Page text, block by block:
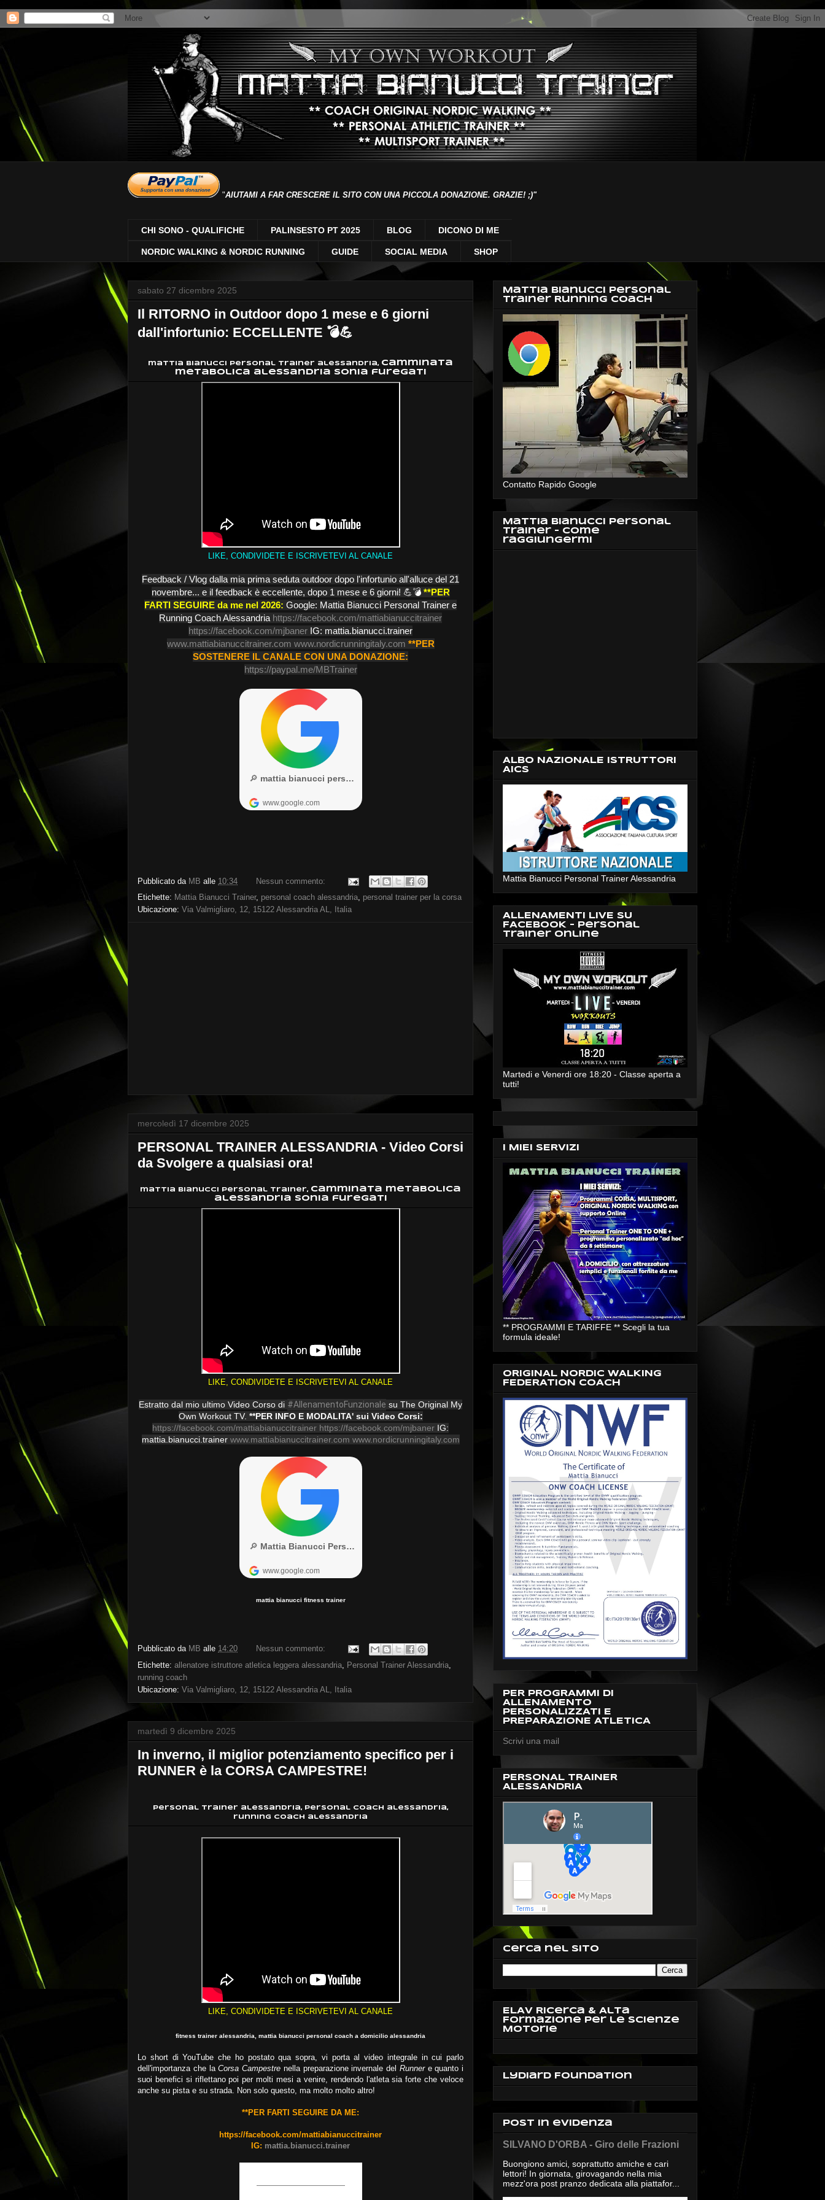
"AIUTAMI A FAR CRESCERE IL SITO CON UNA PICCOLA DONAZIONE. GRAZIE! ;)"
CHI SONO - QUALIFICHE PALINSESTO PT 2025 BLOG DICONO DI ME
NORDIC WALKING & NORDIC RUNNING GUIDE SOCIAL MEDIA SHOP
sabato 27 dicembre 2025
Il RITORNO in Outdoor dopo 1 mese e 6 giorni
dall'infortunio: ECCELLENTE 💣💪
mattia bianucci personal trainer alessandria, camminata
metabolica alessandria sonia furegati
LIKE, CONDIVIDETE E ISCRIVETEVI AL CANALE
Feedback / Vlog dalla mia prima seduta outdoor dopo l'infortunio all'alluce del 21
novembre... e il feedback è eccellente, dopo 1 mese e 6 giorni! 💪💣 **PER
FARTI SEGUIRE da me nel 2026: Google: Mattia Bianucci Personal Trainer e
Running Coach Alessandria https://facebook.com/mattiabianuccitrainer
https://facebook.com/mjbaner IG: mattia.bianucci.trainer
www.mattiabianuccitrainer.com www.nordicrunningitaly.com **PER
SOSTENERE IL CANALE CON UNA DONAZIONE:
https://paypal.me/MBTrainer
Pubblicato da MB alle 10:34
Nessun commento:
Etichette: Mattia Bianucci Trainer, personal coach alessandria, personal trainer per la corsa
Ubicazione: Via Valmigliaro, 12, 15122 Alessandria AL, Italia
mercoledì 17 dicembre 2025
PERSONAL TRAINER ALESSANDRIA - Video Corsi
da Svolgere a qualsiasi ora!
mattia bianucci personal trainer, camminata metabolica
alessandria sonia furegati
LIKE, CONDIVIDETE E ISCRIVETEVI AL CANALE
Estratto dal mio ultimo Video Corso di #AllenamentoFunzionale su The Original My
Own Workout TV. **PER INFO E MODALITA' sui Video Corsi:
https://facebook.com/mattiabianuccitrainer https://facebook.com/mjbaner IG:
mattia.bianucci.trainer www.mattiabianuccitrainer.com www.nordicrunningitaly.com
mattia bianucci fitness trainer
Pubblicato da MB alle 14:20
Nessun commento:
Etichette: allenatore istruttore atletica leggera alessandria Personal Trainer Alessandria
running coach
Ubicazione: Via Valmigliaro, 12, 15122 Alessandria AL, Italia
martedì 9 dicembre 2025
In inverno, il miglior potenziamento specifico per i
RUNNER è la CORSA CAMPESTRE!
personal trainer alessandria, personal coach alessandria,
running coach alessandria
LIKE, CONDIVIDETE E ISCRIVETEVI AL CANALE
fitness trainer alessandria, mattia bianucci personal coach a domicilio alessandria
Lo short di YouTube che ho postato qua sopra, vi porta al video integrale in cui parlo
dell'importanza che laCorsa Campestre nella preparazione invernale del Runnere quanto i
suoi benefici si riflettano poi per molti mesi a venire, rendendo l'atleta sia forte che veloce
anche su pista e su strada. Non solo questo, ma molto molto altro!
**PER FARTI SEGUIRE DA ME:
https://facebook.com/mattiabianuccitrainer
IG: mattia.bianucci.trainer
Mattia Bianucci Personal
Trainer Running Coach
Contatto Rapido Google
Mattia Bianucci Personal
Trainer - Come
raggiungermi
ALBO NAZIONALE ISTRUTTORI
AICS
Mattia Bianucci Personal Trainer Alessandria
ALLENAMENTI LIVE SU
FACEBOOK - Personal
Trainer Online
Martedi e Venerdi ore 18:20 - Classe aperta a
tutti!
I MIEI SERVIZI
** PROGRAMMI E TARIFFE ** Scegli la tua
formula ideale!
ORIGINAL NORDIC WALKING
FEDERATION COACH
PER PROGRAMMI DI
ALLENAMENTO
PERSONALIZZATI E
PREPARAZIONE ATLETICA
Scrivi una mail
PERSONAL TRAINER
ALESSANDRIA
Cerca nel sito
ELAV Ricerca & Alta
Formazione per le Scienze
Motorie
Lydiard Foundation
Post in evidenza
SILVANO D'ORBA - Giro delle Frazioni
Buongiono amici, soprattutto amiche e cari
lettori! In giornata, girovagando nella mia
mezz'ora post pranzo dedicata alla piattafor...